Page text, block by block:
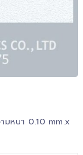
มหนา 0.10 mm.x